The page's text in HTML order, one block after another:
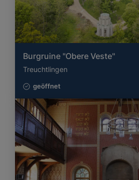
Burgruine "Obere Veste"
Treuchtlingen
geöffnet